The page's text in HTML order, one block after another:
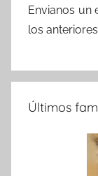
Envianos un
los
Últimos